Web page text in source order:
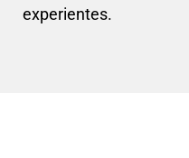
experientes.